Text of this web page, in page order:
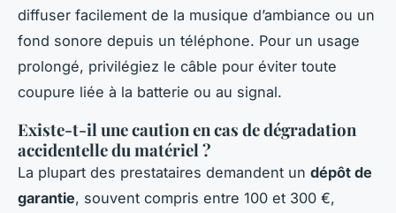
diffuser facilement de la musique d’ambiance ou un
fond sonore depuis un téléphone. Pour un usage
prolongé, privilégiez le câble pour éviter toute
coupure liée à la batterie ou au signal.
Existe-t-il une caution en cas de dégradation
accidentelle du matériel ?
La plupart des prestataires demandent un dépôt de
garantie, souvent compris entre 100 et 300 €,